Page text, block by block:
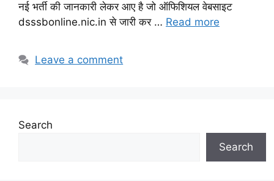
नई भर्ती की जानकारी लेकर आए है जो ऑफिशियल वेबसाइट
dsssbonline.nic.in से जारी कर … Read more
Leave a comment
Search
Search